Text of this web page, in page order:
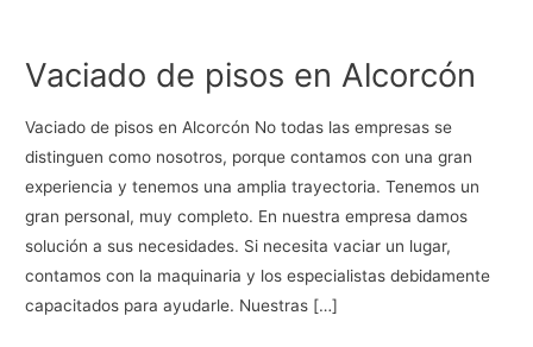
Vaciado de pisos en Alcorcón
Vaciado de pisos en Alcorcón No todas las empresas se
distinguen como nosotros, porque contamos con una gran
experiencia y tenemos una amplia trayectoria. Tenemos un
gran personal, muy completo. En nuestra empresa damos
solución a sus necesidades. Si necesita vaciar un lugar,
contamos con la maquinaria y los especialistas debidamente
capacitados para ayudarle. Nuestras […]